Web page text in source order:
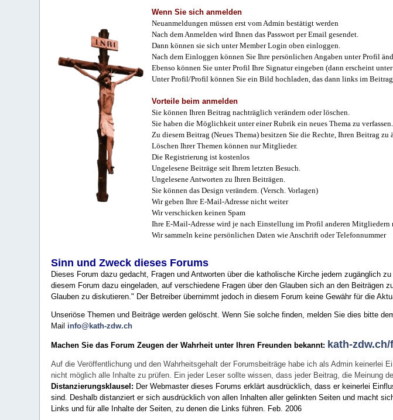
Wenn Sie sich anmelden
Neuanmeldungen müssen erst vom Admin bestätigt werden
Nach dem Anmelden wird Ihnen das Passwort per Email gesendet.
Dann können sie sich unter Member Login oben einloggen.
Nach dem Einloggen können Sie Ihre persönlichen Angaben unter Profil
Ebenso können Sie unter Profil Ihre Signatur eingeben (dann erscheint
Unter Profil/Profil können Sie ein Bild hochladen, das dann links im
Vorteile beim anmelden
Sie können Ihren Beitrag nachträglich verändern oder löschen.
Sie haben die Möglichkeit unter einer Rubrik ein neues Thema zu verfassen.
Zu diesem Beitrag (Neues Thema) besitzen Sie die Rechte, Ihren Beitrag zu
Löschen Ihrer Themen können nur Mitglieder.
Die Registrierung ist kostenlos
Ungelesene Beiträge seit Ihrem letzten Besuch.
Ungelesene Antworten zu Ihren Beiträgen.
Sie können das Design verändern. (Versch. Vorlagen)
Wir geben Ihre E-Mail-Adresse nicht weiter
Wir verschicken keinen Spam
Ihre E-Mail-Adresse wird je nach Einstellung im Profil anderen Mitgliedern
Wir sammeln keine persönlichen Daten wie Anschrift oder Telefonnummer
Sinn und Zweck dieses Forums
Dieses Forum dazu gedacht, Fragen und Antworten über die katholische Kirche jedem zugänglich
diesem Forum dazu eingeladen, auf verschiedene Fragen über den Glauben sich an den
Glauben zu diskutieren." Der Betreiber übernimmt jedoch in diesem Forum keine Gewähr für die
Unseriöse Themen und Beiträge werden gelöscht. Wenn Sie solche finden, melden Sie dies bitte
Mail info@kath-zdw.ch
Machen Sie das Forum Zeugen der Wahrheit unter Ihren Freunden bekannt: kath-
Auf die Veröffentlichung und den Wahrheitsgehalt der Forumsbeiträge habe ich als Admin
nicht möglich alle Inhalte zu prüfen. Ein jeder Leser sollte wissen, dass jeder Beitrag, die Meinung
Distanzierungsklausel: Der Webmaster dieses Forums erklärt ausdrücklich, dass er keinerlei
sind. Deshalb distanziert er sich ausdrücklich von allen Inhalten aller gelinkten Seiten und macht
Links und für alle Inhalte der Seiten, zu denen die Links führen.
Feb. 2006